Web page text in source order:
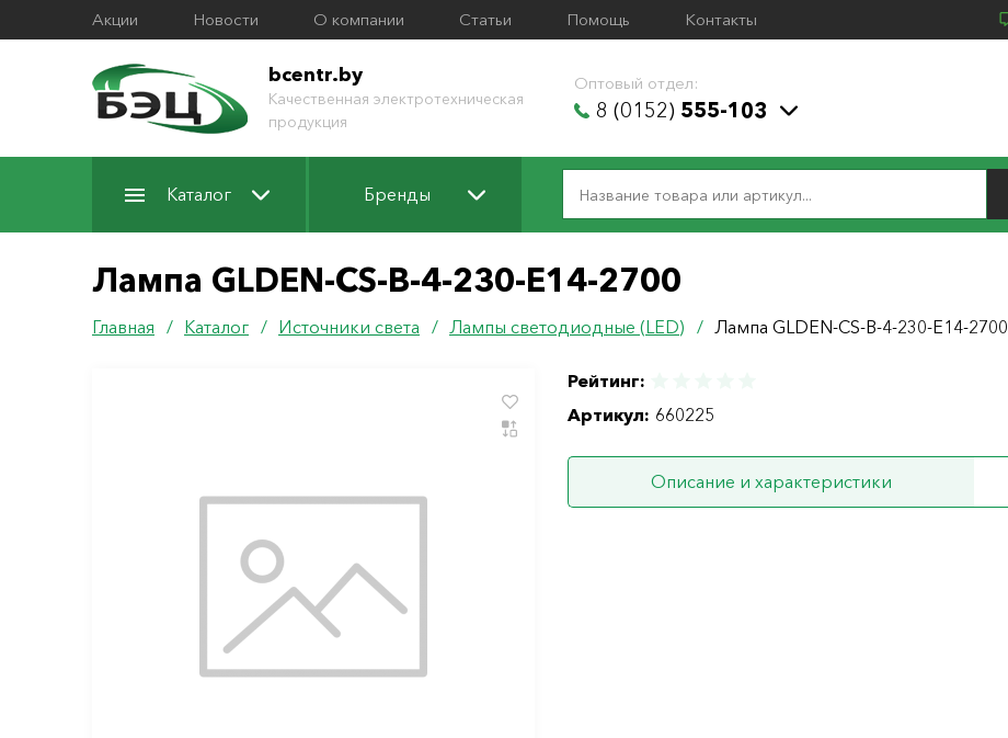
Акции Новости О компании Статьи Помощь Контакты
bcentr.by
Качественная электротехническая
продукция
Оптовый отдел:
8 (0152) 555-103
Каталог Бренды
Лампа GLDEN-CS-B-4-230-E14-2700
Главная / Каталог / Источники света / Лампы светодиодные (LED) / Лампа GLDEN-CS-B-4-230-E14-2700
Рейтинг:
Артикул: 660225
Описание и характеристики